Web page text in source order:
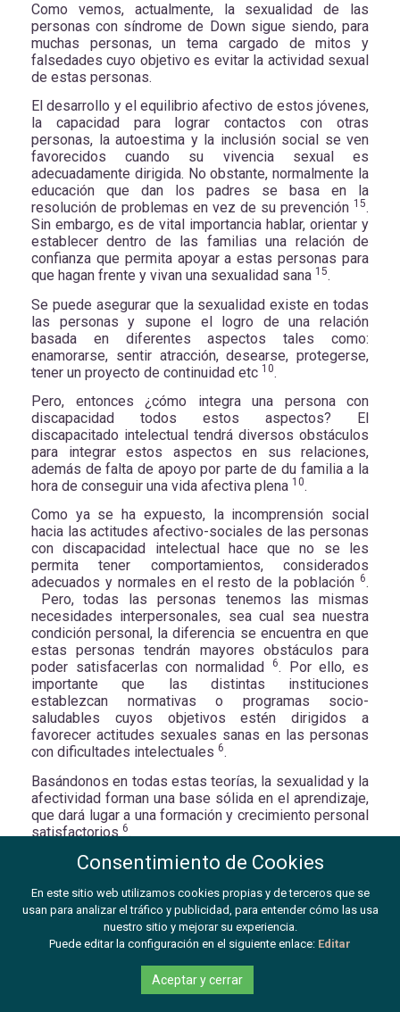
Como vemos, actualmente, la sexualidad de las
personas con síndrome de Down sigue siendo, para
muchas personas, un tema cargado de mitos y
falsedades cuyo objetivo es evitar la actividad sexual
de estas personas.
El desarrollo y el equilibrio afectivo de estos jóvenes,
la capacidad para lograr contactos con otras
personas, la autoestima y la inclusión social se ven
favorecidos cuando su vivencia sexual es
adecuadamente dirigida. No obstante, normalmente la
educación que dan los padres se basa en la
resolución de problemas en vez de su prevención 15.
Sin embargo, es de vital importancia hablar, orientar y
establecer dentro de las familias una relación de
confianza que permita apoyar a estas personas para
que hagan frente y vivan una sexualidad sana 15.
Se puede asegurar que la sexualidad existe en todas
las personas y supone el logro de una relación
basada en diferentes aspectos tales como:
enamorarse, sentir atracción, desearse, protegerse,
tener un proyecto de continuidad etc 10.
Pero, entonces ¿cómo integra una persona con
discapacidad todos estos aspectos? El
discapacitado intelectual tendrá diversos obstáculos
para integrar estos aspectos en sus relaciones,
además de falta de apoyo por parte de du familia a la
hora de conseguir una vida afectiva plena 10.
Como ya se ha expuesto, la incomprensión social
hacia las actitudes afectivo-sociales de las personas
con discapacidad intelectual hace que no se les
permita tener comportamientos, considerados
adecuados y normales en el resto de la población 6.
Pero, todas las personas tenemos las mismas
necesidades interpersonales, sea cual sea nuestra
condición personal, la diferencia se encuentra en que
estas personas tendrán mayores obstáculos para
poder satisfacerlas con normalidad
6. Por ello, es
importante que las distintas instituciones
establezcan normativas o programas socio-
saludables cuyos objetivos estén dirigidos a
favorecer actitudes sexuales sanas en las personas
con dificultades intelectuales 6.
Basándonos en todas estas teorías, la sexualidad y la
afectividad forman una base sólida en el aprendizaje,
que dará lugar a una formación y crecimiento personal
satisfactorios 6.
Consecuencias de la negación de la sexualidad
Tal y como muestran algunos trabajos recientes, la
vida afectiva y sexual de las personas con
discapacidad debe ser apoyada por los propios
profesionales. Como algunas investigaciones
consecuencias negativas en estas personas, ya que
no se les permite hablar abiertamente pero, aun así,
Consentimiento de Cookies
En este sitio web utilizamos cookies propias y de terceros que se
usan para analizar el tráfico y publicidad, para entender cómo las usa
nuestro sitio y mejorar su experiencia.
Puede editar la configuración en el siguiente enlace: Editar
Aceptar y cerrar